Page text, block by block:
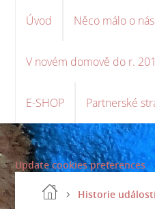
Úvod Něco málo o nás
V novém domově do r.
E-SHOP Partnerské
Update cookies preferences
Historie